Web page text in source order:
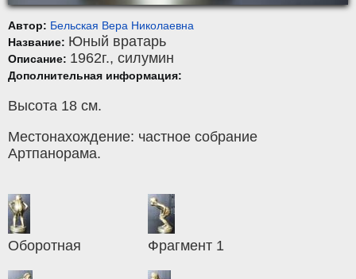
Автор: Бельская Вера Николаевна
Название: Юный вратарь
Описание: 1962г., силумин
Дополнительная информация:
Высота 18 см.
Местонахождение: частное собрание
Артпанорама.
Оборотная Фрагмент 1